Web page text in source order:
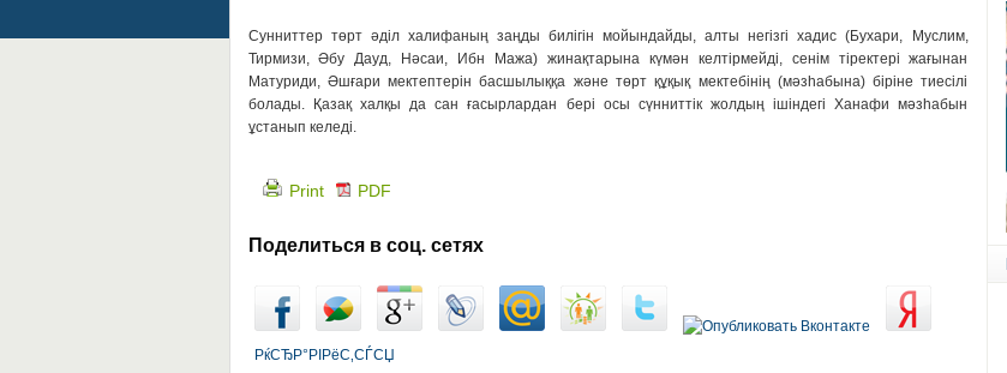
Сунниттер төрт әділ халифаның заңды билігін мойындайды, алты негізгі хадис (Бухари, Муслим,
Тирмизи, Әбу Дауд, Нәсаи, Ибн Мажа) жинақтарына күмән келтірмейді, сенім тіректері жағынан
Матуриди, Әшғари мектептерін басшылыққа және төрт құқық мектебінің (мәзһабына) біріне тиесілі
болады. Қазақ халқы да сан ғасырлардан бері осы сүнниттік жолдың ішіндегі Ханафи мәзһабын
ұстанып келеді.
Print PDF
Поделиться в соц. сетях
РќСЂР°РІРёС‚СЃСЏ